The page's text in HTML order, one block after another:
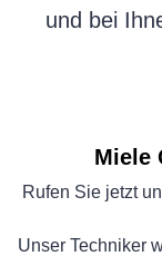
und bei
Miele
Rufen Sie jetzt
Unser Techniker